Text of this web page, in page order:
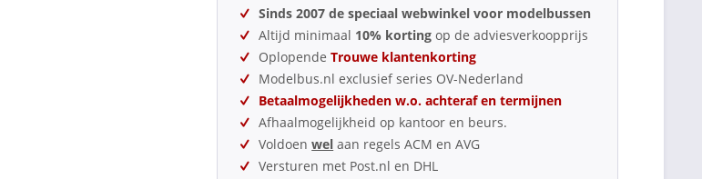
Sinds 2007 de speciaal webwinkel voor modelbussen
Altijd minimaal 10% kortingop de adviesverkoopprijs
OplopendeTrouwe klantenkorting
Modelbus.nl exclusief series OV-Nederland
Betaalmogelijkheden w.o. achteraf en termijnen
Afhaalmogelijkheid op kantoor en beurs.
Voldoenwel aan regels ACM en AVG
Versturen met Post.nl en DHL